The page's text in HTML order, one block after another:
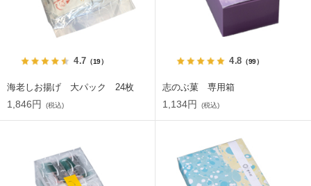
4.7 （19）
海老しお揚げ 大パック 24枚
1,846円 (税込)
4.8 （99）
志のぶ菓 専用箱
1,134円 (税込)